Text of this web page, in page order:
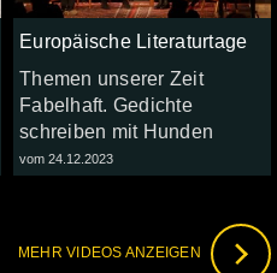
Europäische Literaturtage
Themen unserer Zeit
Fabelhaft. Gedichte
schreiben mit Hunden
vom 24.12.2023
MEHR VIDEOS ANZEIGEN